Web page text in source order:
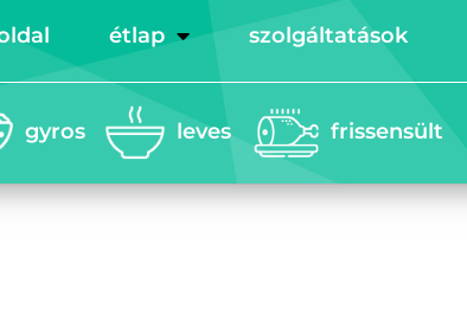
étlap szolgáltatások
gyros leves frissensült